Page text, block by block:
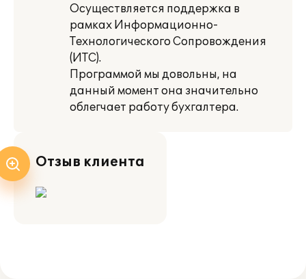
Осуществляется поддержка в
рамках Информационно-
Технологического Сопровождения
(ИТС).
Программой мы довольны, на
данный момент она значительно
облегчает работу бухгалтера.
Отзыв клиента